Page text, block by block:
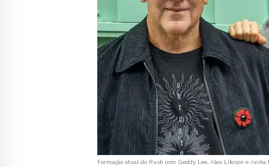
Formação atual do Rush com Geddy Lee, Alex Lifeson e